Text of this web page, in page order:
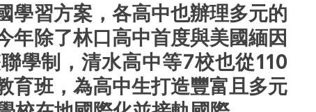
學習方案，各高中也辦理多元的
年除了林口高中首度與美國緬因
學制，清水高中等7校也從110
育班，為高中生打造豐富且多元